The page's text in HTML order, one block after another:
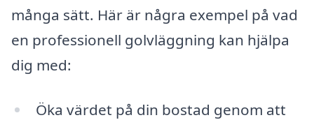
många sätt. Här är några exempel på vad
en professionell golvläggning kan hjälpa
dig med:
Öka värdet på din bostad genom att